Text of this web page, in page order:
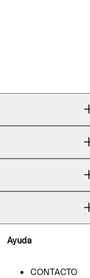
Ayuda
CONTACTO